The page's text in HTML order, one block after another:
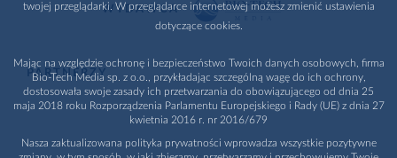
WYDAWCA
PARTNERZY
twojej przeglądarki. W przeglądarce internetowej możesz zmienić ustawienia
dotyczące cookies.
Mając na względzie ochronę i bezpieczeństwo Twoich danych osobowych, firma
Bio-Tech Media sp. z o.o., przykładając szczególną wagę do ich ochrony,
dostosowała swoje zasady ich przetwarzania do obowiązującego od dnia 25
maja 2018 roku Rozporządzenia Parlamentu Europejskiego i Rady (UE) z dnia 27
kwietnia 2016 r. nr 2016/679
Nasza zaktualizowana polityka prywatności wprowadza wszystkie pozytywne